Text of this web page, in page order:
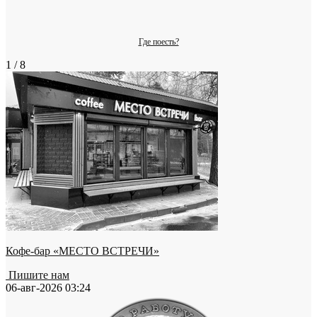
Где поесть?
1 / 8
Кофе-бар «МЕСТО ВСТРЕЧИ»
Пишите нам
06-авг-2026 03:24